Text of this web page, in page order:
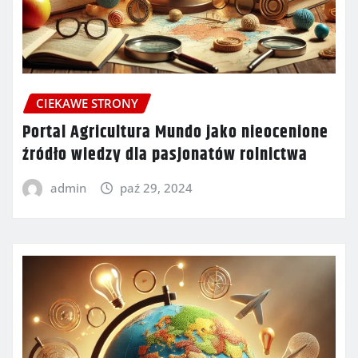
CIEKAWE STRONY
Portal Agricultura Mundo jako nieocenione
źródło wiedzy dla pasjonatów rolnictwa
admin paź 29, 2024